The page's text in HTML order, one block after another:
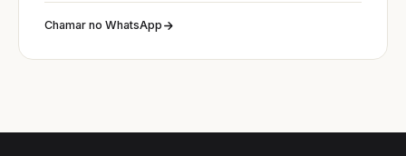
Chamar no WhatsApp